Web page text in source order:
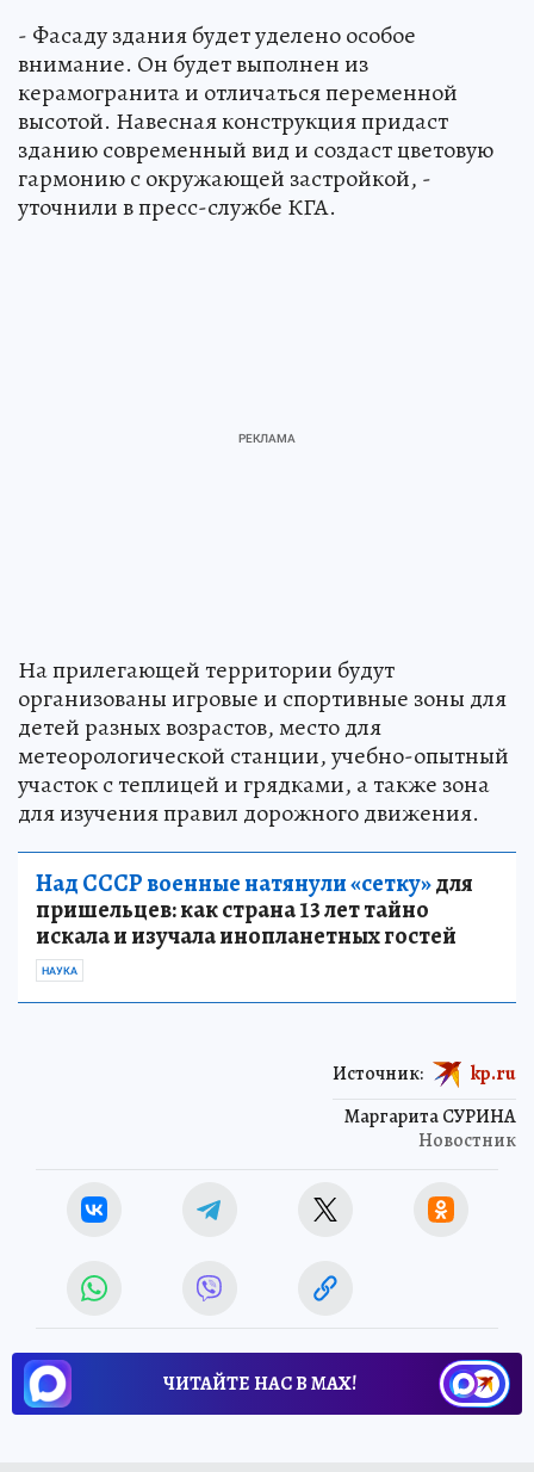
- Фасаду здания будет уделено особое
внимание. Он будет выполнен из
керамогранита и отличаться переменной
высотой. Навесная конструкция придаст
зданию современный вид и создаст цветовую
гармонию с окружающей застройкой, -
уточнили в пресс-службе КГА.
На прилегающей территории будут
организованы игровые и спортивные зоны для
детей разных возрастов, место для
метеорологической станции, учебно-опытный
участок с теплицей и грядками, а также зона
для изучения правил дорожного движения.
Над СССР военные натянули «сетку»для
пришельцев: как страна 13 лет тайно
искала и изучала инопланетных гостей
НАУКА
Маргарита СУРИНА
Новостник
Источник: kp.ru
ЧИТАЙТЕ НАС В МАХ!